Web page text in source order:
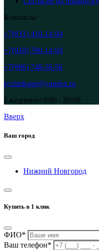
Контакты
+7(831) 410-14-94
+7(910) 790-14-94
+7(986) 748-36-56
tychinkann@yandex.ru
Ежедневно 9:00 - 20:00
Вверх
Ваш город
Нижний Новгород
Купить в 1 клик
ФИО*
Ваш телефон*